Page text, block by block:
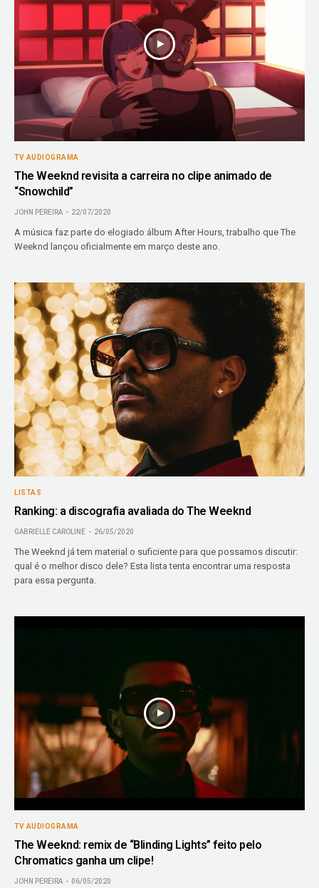
TV AUDIOGRAMA
The Weeknd revisita a carreira no clipe animado de
“Snowchild”
JOHN PEREIRA 22/07/2020
A música faz parte do elogiado álbum After Hours, trabalho que The
Weeknd lançou oficialmente em março deste ano.
LISTAS
Ranking: a discografia avaliada do The Weeknd
GABRIELLE CAROLINE 26/05/2020
The Weeknd já tem material o suficiente para que possamos discutir:
qual é o melhor disco dele? Esta lista tenta encontrar uma resposta
para essa pergunta.
TV AUDIOGRAMA
The Weeknd: remix de “Blinding Lights” feito pelo
Chromatics ganha um clipe!
JOHN PEREIRA 06/05/2020